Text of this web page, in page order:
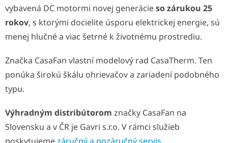
vybavená DC motormi novej generácieso zárukou 25
rokov, s ktorými docielite úsporu elektrickej energie, sú
menej hlučné a viac šetrné k životnému prostrediu.
Značka CasaFan vlastní modelový rad CasaTherm. Ten
ponúka širokú škálu ohrievačov a zariadení podobného
typu.
Výhradným distribútorom značky CasaFan na
Slovensku a v ČR je Gavri s.r.o. V rámci služieb